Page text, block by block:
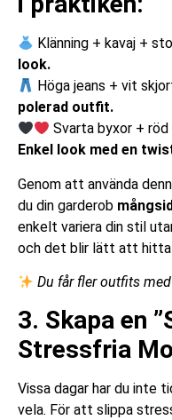
Klänning + kavaj +
look.
Höga jeans + vit
polerad outfit.
Svarta byxor +
Enkel look med en
Genom att använda
du din garderob
enkelt variera din stil
och det blir lätt att hitta
Du får fler outfits
3. Skapa en
Stressfria
Vissa dagar har du inte
vela. För att slippa